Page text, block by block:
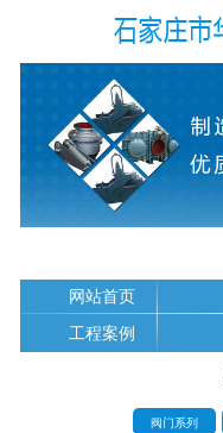
网站首页
工程案例
阀门系列